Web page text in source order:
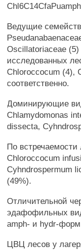
Ведущие
Oscillatoriaceae
исследованных
Chloroccocum (4),
соответственно.
Доминирующие
Chlamydomonas
dissecta,
По
Chloroccocum
Cyhndrospermum
(49%).
Отличительной
эдафофильных
amph- и hydr-
ЦВЦ лесов у